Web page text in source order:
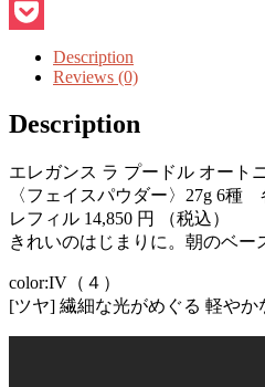
Line
Pocket
Description
Reviews (0)
Description
エレガンス ラ プードル オート
〈フェイスパウダー〉27g 6種
レフィル 14,850 円 （税込）
きれいのはじまりに。朝のベー
color:IV（４）
[ツヤ] 繊細な光がめぐる 軽やか